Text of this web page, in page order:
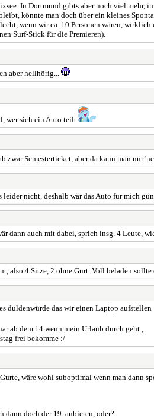
In Dortmund gibts aber noch viel mehr,
könnte man doch über ein kleines
wenn wir ca. 10 Personen wären,
Surf-Stick für die Premieren).
aber hellhörig...
wer sich ein Auto teilt
zwar Semesterticket, aber da kann man nur
leider nicht, deshalb wär das Auto für mich
dann auch mit dabei, sprich insg. 4 Leute,
also 4 Sitze, 2 ohne Gurt. Voll beladen
duldenwürde das wir einen Laptop aufstellen
ab dem 14 wenn mein Urlaub durch geht ,
frei bekomme :/
wäre wohl suboptimal wenn man dann
dann doch der 19. anbieten, oder?